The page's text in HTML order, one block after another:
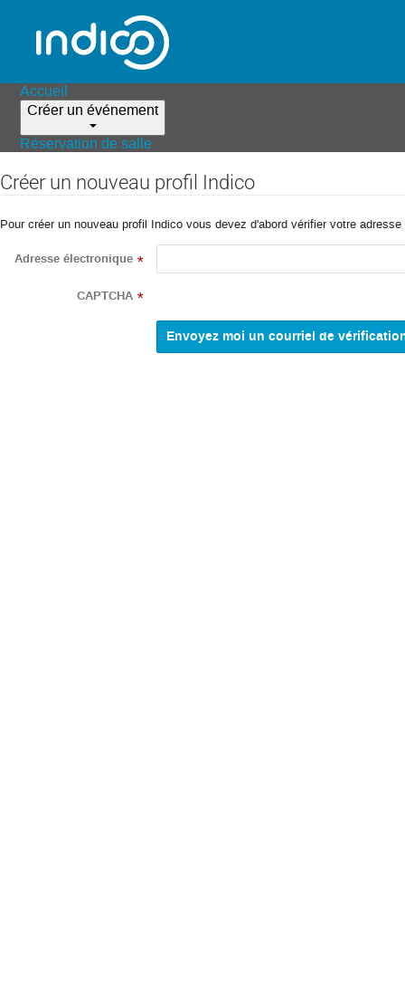
Accueil
Créer un événement
Réservation de salle
Créer un nouveau profil Indico
Pour créer un nouveau profil Indico vous devez d'abord vérifier votre
Adresse électronique *
CAPTCHA *